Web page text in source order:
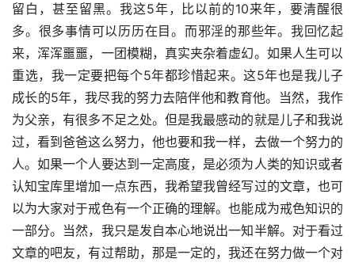
留白，甚至留黑。我这5年，比以前的10来年，要清醒很
多。很多事情可以历历在目。而邪淫的那些年。我回忆起
来，浑浑噩噩，一团模糊，真实夹杂着虚幻。如果人生可以
重选，我一定要把每个5年都珍惜起来。这5年也是我儿子
成长的5年，我尽我的努力去陪伴他和教育他。当然，我作
为父亲，有很多不足之处。但是我最感动的就是儿子和我说
过，看到爸爸这么努力，他也要和我一样，去做一个努力的
人。如果一个人要达到一定高度，是必须为人类的知识或者
认知宝库里增加一点东西，我希望我曾经写过的文章，也可
以为大家对于戒色有一个正确的理解。也能成为戒色知识的
一部分。当然，我只是发自本心地说出一知半解。对于看过
文章的吧友，有过帮助，那是一定的，我还在努力做一个对